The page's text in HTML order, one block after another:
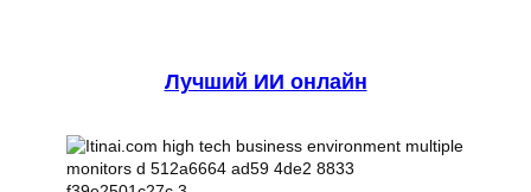
Лучший ИИ онлайн